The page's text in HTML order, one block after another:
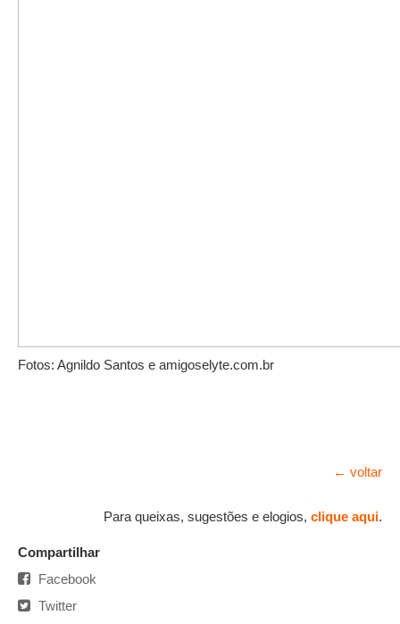
Fotos: Agnildo Santos e amigoselyte.com.br
← voltar
Para queixas, sugestões e elogios, clique aqui.
Compartilhar
Facebook
Twitter